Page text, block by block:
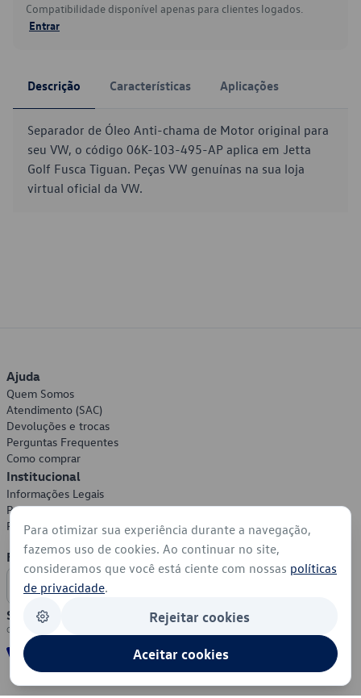
Compatibilidade disponível apenas para clientes logados.
Entrar
Descrição Características Aplicações
Separador de Óleo Anti-chama de Motor original para
seu VW, o código 06K-103-495-AP aplica em Jetta
Golf Fusca Tiguan. Peças VW genuínas na sua loja
virtual oficial da VW.
Ajuda
Quem Somos
Atendimento (SAC)
Devoluções e trocas
Perguntas Frequentes
Como comprar
Institucional
Informações Legais
Política de Privacidade
Política de Cookies
Formas de Pagamento
Segurança
Para otimizar sua experiência durante a navegação,
fazemos uso de cookies. Ao continuar no site,
consideramos que você está ciente com nossas políticas
de privacidade.
Rejeitar cookies
Aceitar cookies